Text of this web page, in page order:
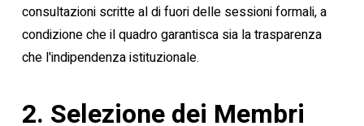
consultazioni scritte al di fuori delle sessioni formali, a
condizione che il quadro garantisca sia la trasparenza
che l'indipendenza istituzionale.
2. Selezione dei Membri